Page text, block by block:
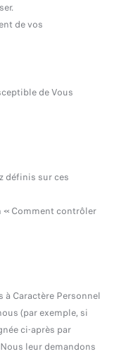
de vos
de Vous
définis sur ces
« Comment contrôler
Caractère Personnel
(par exemple, si
ci-après par
leur demandons